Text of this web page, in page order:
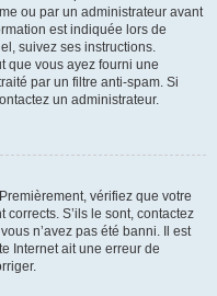
ou par un administrateur avant
est indiquée lors de
suivez ses instructions.
que vous ayez fourni une
par un filtre anti-spam. Si
un administrateur.
vérifiez que votre
corrects. S’ils le sont, contactez
n’avez pas été banni. Il est
Internet ait une erreur de